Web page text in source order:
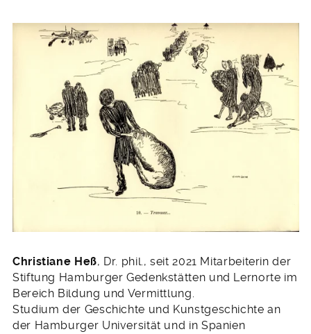
Christiane Heß, Dr. phil., seit 2021 Mitarbeiterin der
Stiftung Hamburger Gedenkstätten und Lernorte im
Bereich Bildung und Vermittlung.
Studium der Geschichte und Kunstgeschichte an
der Hamburger Universität und in Spanien